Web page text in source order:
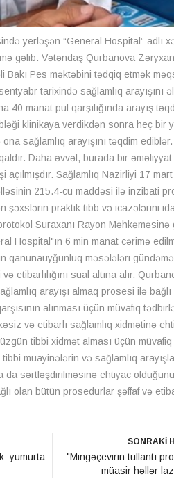
yerləşən “General Hospital” adlı
gəlib. Vətəndaş Qurbanova
Pes məktəbini tədqiq etmək
tarixində sağlamlıq arayışını
40 manat pul qarşılığında arayış
klinikaya verdikdən sonra heç bir
sağlamlıq arayışını təqdim
Daha əvvəl, burada bir
açılmışdır. Sağlamlıq Nazirliyi 17
215.4-cü maddəsi ilə inzibati
şəxslərin praktik tibb və icazələrini
Suraxanı Rayon
Hospital"ın 6 min manat cərimə
qanunauyğunluq məsələləri
etibarlılığını sual altına alır.
arayışı almaq prosesi ilə bağlı
alınması üçün müvafiq
və etibarlı sağlamlıq xidmətinə
tibbi xidmət alması üçün
müayinələrin və sağlamlıq
da sərtləşdirilməsinə ehtiyac
olan bütün prosedurlar şəffaf və
yumurta
SONRAKİ
"Mingəçevirin tullantı
müasir həllər